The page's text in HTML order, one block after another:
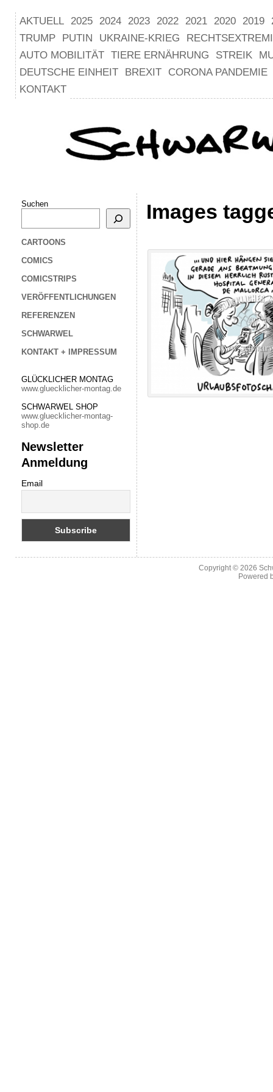
AKTUELL 2025 2024 2023 2022 2021 2020 2019
TRUMP
PUTIN UKRAINE-KRIEG
AUTO MOBILITÄT TIERE ERNÄHRUNG STREIK
DEUTSCHE EINHEIT
BREXIT
CORONA PANDEMIE
KONTAKT
Suchen
CARTOONS
COMICS
COMICSTRIPS
VERÖFFENTLICHUNGEN
REFERENZEN
SCHWARWEL
KONTAKT + IMPRESSUM
GLÜCKLICHER MONTAG
www.gluecklicher-montag.de
SCHWARWEL SHOP
www.gluecklicher-montag-
shop.de
Newsletter
Anmeldung
Email
Images
Copyright © 2026
Powered